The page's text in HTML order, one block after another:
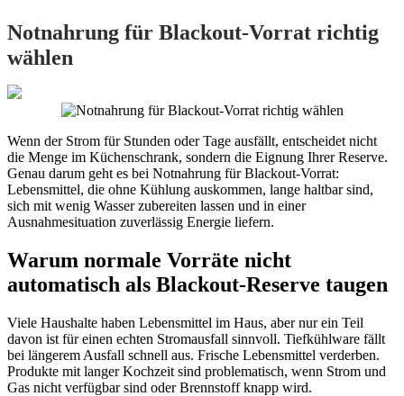
Notnahrung für Blackout-Vorrat richtig
wählen
Wenn der Strom für Stunden oder Tage ausfällt, entscheidet nicht
die Menge im Küchenschrank, sondern die Eignung Ihrer Reserve.
Genau darum geht es bei Notnahrung für Blackout-Vorrat:
Lebensmittel, die ohne Kühlung auskommen, lange haltbar sind,
sich mit wenig Wasser zubereiten lassen und in einer
Ausnahmesituation zuverlässig Energie liefern.
Warum normale Vorräte nicht
automatisch als Blackout-Reserve taugen
Viele Haushalte haben Lebensmittel im Haus, aber nur ein Teil
davon ist für einen echten Stromausfall sinnvoll. Tiefkühlware fällt
bei längerem Ausfall schnell aus. Frische Lebensmittel verderben.
Produkte mit langer Kochzeit sind problematisch, wenn Strom und
Gas nicht verfügbar sind oder Brennstoff knapp wird.